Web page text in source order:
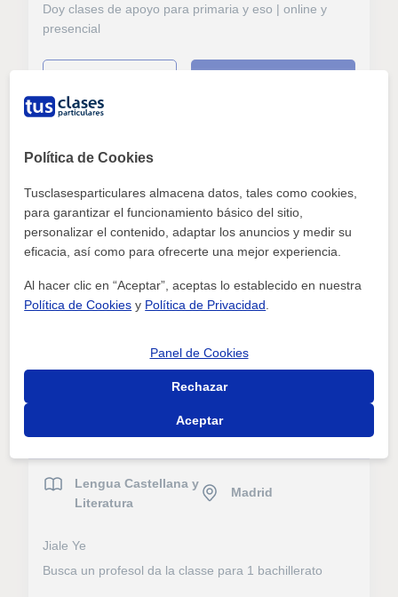
Doy clases de apoyo para primaria y eso | online y
presencial
19/07
Lengua Castellana y
Madrid
Estoy buscando profesor de lengua para mi hija que
estudia 3ºeso
Contactar
Lengua Castellana y
Literatura
Madrid
Jiale Ye
Busca un profesol da la classe para 1 bachillerato
Política de Cookies
Tusclasesparticulares almacena datos, tales como cookies,
para garantizar el funcionamiento básico del sitio,
personalizar el contenido, adaptar los anuncios y medir su
eficacia, así como para ofrecerte una mejor experiencia.
Al hacer clic en “Aceptar”, aceptas lo establecido en nuestra
Política de Cookies y Política de Privacidad
Panel de Cookies
Rechazar
Aceptar